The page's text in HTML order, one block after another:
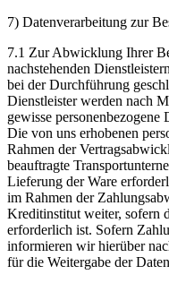
7) Datenverarbeitung zur
7.1 Zur Abwicklung Ihrer
nachstehenden
bei der Durchführung
Dienstleister werden nach
gewisse personenbezogene
Die von uns erhobenen
Rahmen der
beauftragte
Lieferung der Ware
im Rahmen der
Kreditinstitut weiter, sofern
erforderlich ist. Sofern
informieren wir hierüber
für die Weitergabe der